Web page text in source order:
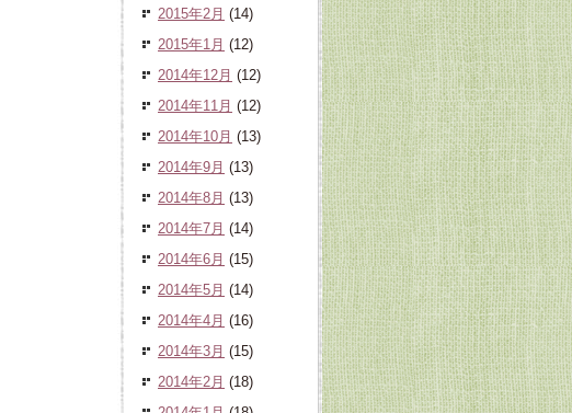
2015年2月 (14)
2015年1月 (12)
2014年12月 (12)
2014年11月 (12)
2014年10月 (13)
2014年9月 (13)
2014年8月 (13)
2014年7月 (14)
2014年6月 (15)
2014年5月 (14)
2014年4月 (16)
2014年3月 (15)
2014年2月 (18)